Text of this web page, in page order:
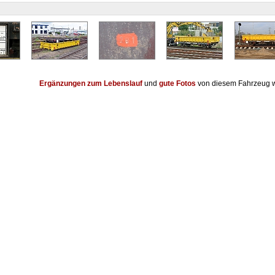
Ergänzungen zum Lebenslaufund gute Fotos von diesem Fahrzeug